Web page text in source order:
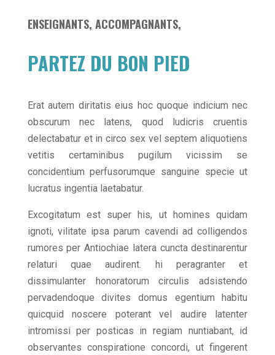
ENSEIGNANTS, ACCOMPAGNANTS,
PARTEZ DU BON PIED
Erat autem diritatis eius hoc quoque indicium nec
obscurum nec latens, quod ludicris cruentis
delectabatur et in circo sex vel septem aliquotiens
vetitis certaminibus pugilum vicissim se
concidentium perfusorumque sanguine specie ut
lucratus ingentia laetabatur.
Excogitatum est super his, ut homines quidam
ignoti, vilitate ipsa parum cavendi ad colligendos
rumores per Antiochiae latera cuncta destinarentur
relaturi quae audirent. hi peragranter et
dissimulanter honoratorum circulis adsistendo
pervadendoque divites domus egentium habitu
quicquid noscere poterant vel audire latenter
intromissi per posticas in regiam nuntiabant, id
observantes conspiratione concordi, ut fingerent